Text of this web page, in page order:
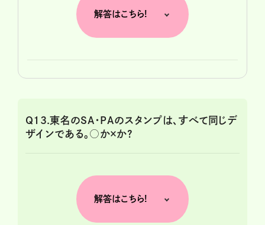
解答はこちら!
Q13.東名のSA・PAのスタンプは、すべて同じデ
ザインである。○か×か?
解答はこちら!